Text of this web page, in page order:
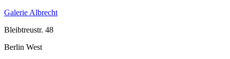
Galerie Albrecht
Bleibtreustr. 48
Berlin West